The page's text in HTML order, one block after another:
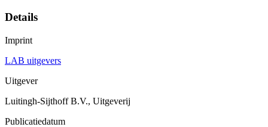
Details
Imprint
LAB uitgevers
Uitgever
Luitingh-Sijthoff B.V., Uitgeverij
Publicatiedatum